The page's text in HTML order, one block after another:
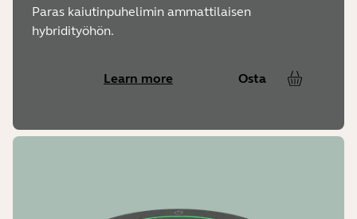
Paras kaiutinpuhelimin ammattilaisen
hybridityöhön.
Learn more Osta